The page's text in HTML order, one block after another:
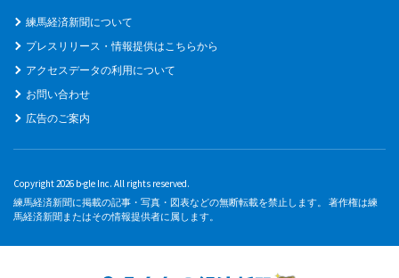
練馬経済新聞について
プレスリリース・情報提供はこちらから
アクセスデータの利用について
お問い合わせ
広告のご案内
Copyright 2026 b-gle Inc. All rights reserved.
練馬経済新聞に掲載の記事・写真・図表などの無断転載を禁止します。 著作権は練
馬経済新聞またはその情報提供者に属します。